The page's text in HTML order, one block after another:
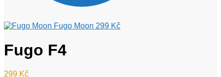
Fugo Moon 299 Kč
Fugo F4
299 Kč